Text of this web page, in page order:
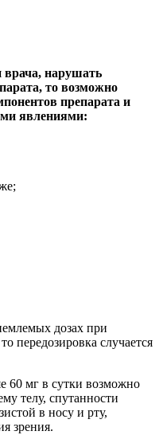
врача, нарушать
то возможно
препарата и
явлениями:
дозах при
передозировка случается
мг в сутки возможно
телу, спутанности
в носу и рту,
зрения.